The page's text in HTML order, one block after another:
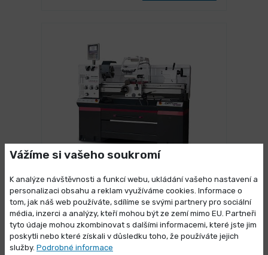
Soustruh OPTIturn TM 3610 D
211 990,00 Kč/ ks
256 507,90 Kč s DPH
Vybrat variantu
Vážíme si vašeho soukromí
K analýze návštěvnosti a funkcí webu, ukládání vašeho nastavení a
personalizaci obsahu a reklam využíváme cookies. Informace o
tom, jak náš web používáte, sdílíme se svými partnery pro sociální
média, inzerci a analýzy, kteří mohou být ze zemí mimo EU. Partneři
tyto údaje mohou zkombinovat s dalšími informacemi, které jste jim
poskytli nebo které získali v důsledku toho, že používáte jejich
služby. Podrobné informace
Výprodej skladových zásob
Vybrané produkty nyní pořídíte za